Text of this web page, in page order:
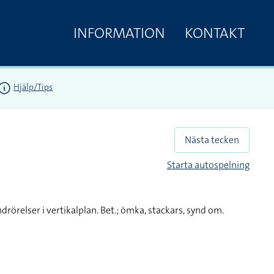
INFORMATION KONTAKT
Hjälp/Tips
Nästa tecken
Starta autospelning
i vertikalplan. Bet.; ömka, stackars, synd om.